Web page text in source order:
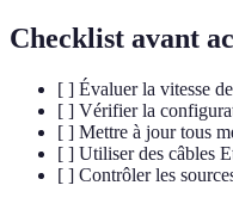
Checklist avant
[ ] Évaluer la vitesse
[ ] Vérifier la
[ ] Mettre à jour tous
[ ] Utiliser des câbles
[ ] Contrôler les